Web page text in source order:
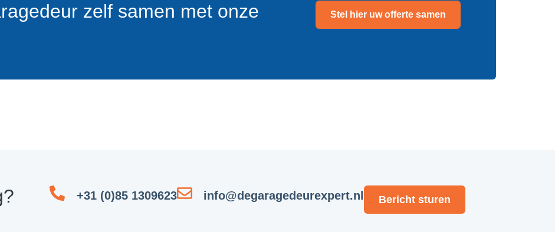
zelf samen met onze
Stel hier uw offerte samen
+31 (0)85 1309623 info@degaragedeurexpert.nl Bericht sturen